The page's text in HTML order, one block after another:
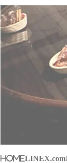
HOMELINEX.com